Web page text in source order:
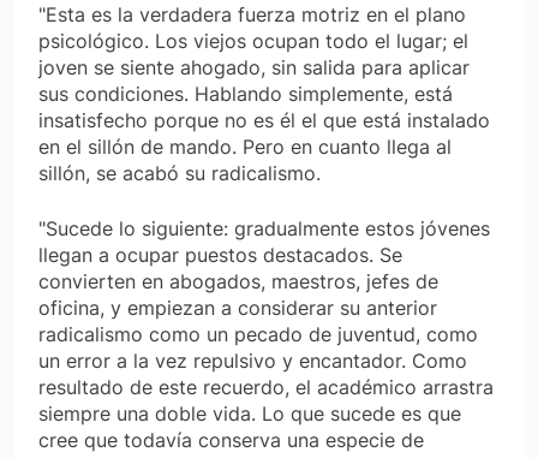
"Esta es la verdadera fuerza motriz en el plano
psi­cológico. Los viejos ocupan todo el lugar; el
joven se siente ahogado, sin salida para aplicar
sus condiciones. Hablando simplemente, está
insatisfecho porque no es él el que está instalado
en el sillón de mando. Pero en cuanto llega al
sillón, se acabó su radicalismo.
"Sucede lo siguiente: gradualmente estos jóvenes
llegan a ocupar puestos destacados. Se
convierten en abogados, maestros, jefes de
oficina, y empiezan a con­siderar su anterior
radicalismo como un pecado de juventud, como
un error a la vez repulsivo y encanta­dor. Como
resultado de este recuerdo, el académico arrastra
siempre una doble vida. Lo que sucede es que
cree que todavía conserva una especie de